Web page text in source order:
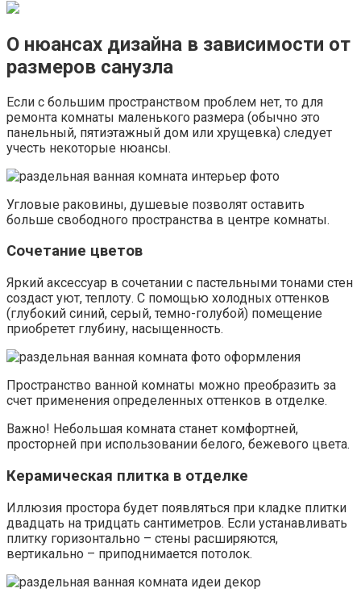
О нюансах дизайна в зависимости от
размеров санузла
Если с большим пространством проблем нет, то для
ремонта комнаты маленького размера (обычно это
панельный, пятиэтажный дом или хрущевка) следует
учесть некоторые нюансы.
Угловые раковины, душевые позволят оставить
больше свободного пространства в центре комнаты.
Сочетание цветов
Яркий аксессуар в сочетании с пастельными тонами стен
создаст уют, теплоту. С помощью холодных оттенков
(глубокий синий, серый, темно-голубой) помещение
приобретет глубину, насыщенность.
Пространство ванной комнаты можно преобразить за
счет применения определенных оттенков в отделке.
Важно! Небольшая комната станет комфортней,
просторней при использовании белого, бежевого цвета.
Керамическая плитка в отделке
Иллюзия простора будет появляться при кладке плитки
двадцать на тридцать сантиметров. Если устанавливать
плитку горизонтально – стены расширяются,
вертикально – приподнимается потолок.